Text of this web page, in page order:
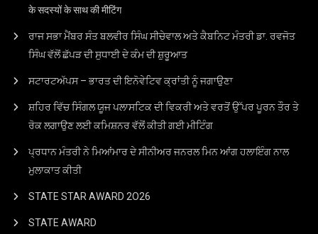
के सदस्यों के साथ की मीटिंग
ਰਾਜ ਸਭਾ ਮੈਂਬਰ ਸੰਤ ਬਲਵੀਰ ਸਿੰਘ ਸੀਚੇਵਾਲ ਅਤੇ ਕੈਬਨਿਟ ਮੰਤਰੀ ਡਾ. ਰਵਜੋਤ
ਸਿੰਘ ਵੱਲੋਂ ਛੱਪੜ ਦੀ ਸੁਧਾਈ ਦੇ ਕੰਮ ਦੀ ਸ਼ੁਰੂਆਤ
ਸਟਾਰਟਅੱਪਸ – ਭਾਰਤ ਦੀ ਇਨੋਵੇਟਿਵ ਕ੍ਰਾਂਤੀ ਨੂੰ ਜਗਾਉਣਾ
ਸ਼ਹਿਰ ਵਿੱਚ ਸਿੰਗਲ ਯੂਜ ਪਲਾਸਟਿਕ ਦੀ ਵਿਕਰੀ ਅਤੇ ਵਰਤੋਂ ਉੱਪਰ ਪੂਰਨ ਤੌਰ ਤੇ
ਰੋਕ ਲਗਾਉਣ ਲਈ ਕਮਿਸ਼ਨਰ ਵੱਲੋਂ ਕੀਤੀ ਗਈ ਮੀਟਿੰਗ
ਪ੍ਰਧਾਨ ਮੰਤਰੀ ਨੇ ਮਿਆਂਮਾਰ ਦੇ ਸੀਨੀਅਰ ਜਨਰਲ ਮਿਨ ਆਂਗ ਹਲਾਇੰਗ ਨਾਲ
ਮੁਲਾਕਾਤ ਕੀਤੀ
STATE STAR AWARD 2O26
STATE AWARD